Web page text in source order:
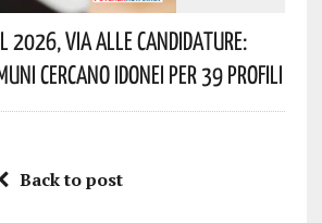
2026, Via Alle Candidature:
Cercano Idonei Per 39 Profili
Back to post